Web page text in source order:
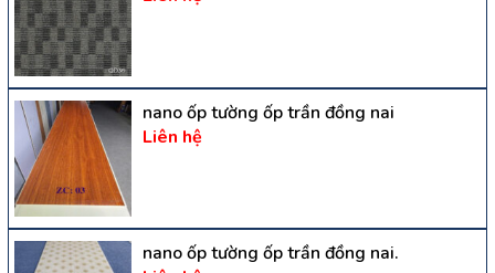
nano ốp tường ốp trần đồng nai
Liên hệ
nano ốp tường ốp trần đồng nai.